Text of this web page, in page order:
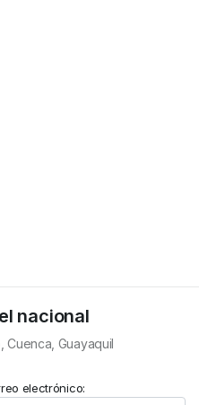
nacional
Cuenca, Guayaquil
electrónico: